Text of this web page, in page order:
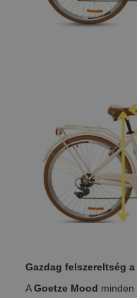
Gazdag felszereltség
AGoetze Mood